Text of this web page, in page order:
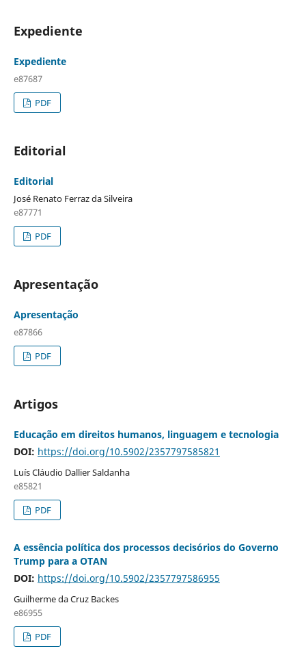
Expediente
Expediente
e87687
PDF
Editorial
Editorial
José Renato Ferraz da Silveira
e87771
PDF
Apresentação
Apresentação
e87866
PDF
Artigos
Educação em direitos humanos, linguagem e tecnologia
DOI: https://doi.org/10.5902/2357797585821
Luís Cláudio Dallier Saldanha
e85821
PDF
A essência política dos processos decisórios do Governo
Trump para a OTAN
DOI: https://doi.org/10.5902/2357797586955
Guilherme da Cruz Backes
e86955
PDF